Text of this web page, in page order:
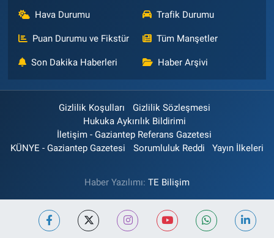
Hava Durumu Trafik Durumu
Puan Durumu ve Fikstür Tüm Manşetler
Son Dakika Haberleri Haber Arşivi
Gizlilik Koşulları
Gizlilik Sözleşmesi
Hukuka Aykırılık Bildirimi
İletişim - Gaziantep Referans Gazetesi
KÜNYE - Gaziantep Gazetesi
Sorumluluk Reddi Yayın İlkeleri
Haber Yazılımı: TE Bilişim